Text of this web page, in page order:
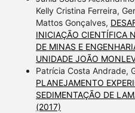
Kelly Cristina Ferreira,
Mattos Gonçalves,
INICIAÇÃO CIENTÍFICA
DE MINAS E
UNIDADE JOÃO
Patrícia Costa Andrade,
PLANEJAMENTO
SEDIMENTAÇÃO DE
(2017)